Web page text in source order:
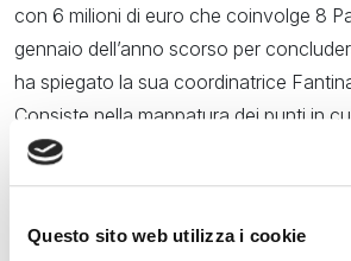
Questo sito web utilizza i cookie
con 6 milioni di euro che coinvolge 8
gennaio dell’anno scorso per
ha spiegato la sua coordinatrice
Consiste nella mappatura dei punti in
rifiuti sui fondali, nell’uso di nuove
innovative per raccoglierli e riciclarli e in
in due siti pilota: una località in